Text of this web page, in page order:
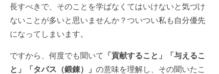
長すべきで、そのことを学ばなくてはいけないと気づけ
ないことが多いと思いませんか？ついつい私も自分優先
になってしまいます。
ですから、何度でも聞いて
「貢献すること」「与えるこ
と」「タパス（鍛錬）」 の意味を理解し、その聞いたこ